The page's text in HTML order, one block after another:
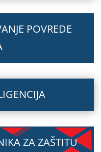
POVREDE
ZA ZAŠTITU